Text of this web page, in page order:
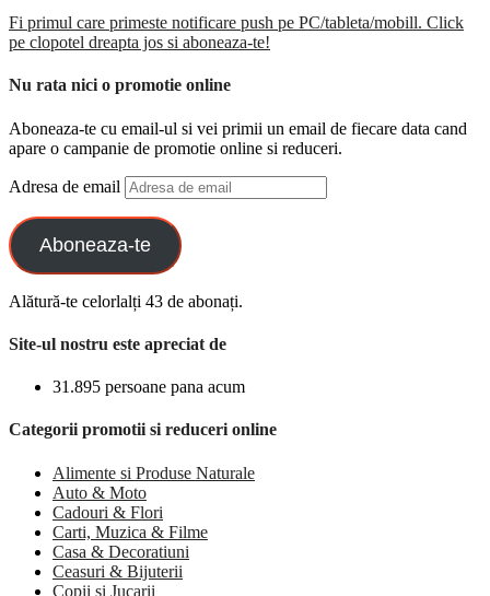
Fi primul care primeste notificare push pe PC/tableta/mobill. Click
pe clopotel dreapta jos si aboneaza-te!
Nu rata nici o promotie online
Aboneaza-te cu email-ul si vei primii un email de fiecare data cand
apare o campanie de promotie online si reduceri.
Adresa de email
Aboneaza-te
Alătură-te celorlalți 43 de abonați.
Site-ul nostru este apreciat de
31.895 persoane pana acum
Categorii promotii si reduceri online
Alimente si Produse Naturale
Auto & Moto
Cadouri & Flori
Carti, Muzica & Filme
Casa & Decoratiuni
Ceasuri & Bijuterii
Copii si Jucarii